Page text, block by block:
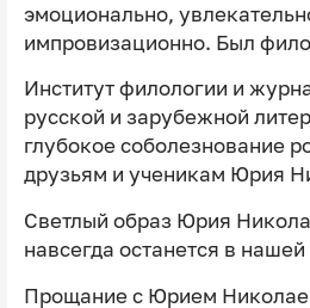
эмоционально,
импровизационно. Был
Институт филологии и
русской и зарубежной
глубокое соболезнование
друзьям и ученикам Юрия
Светлый образ Юрия
навсегда останется в
Прощание с Юрием